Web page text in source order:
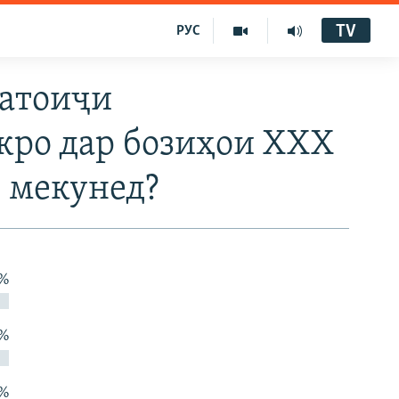
РУС TV
дар бозиҳои XXX